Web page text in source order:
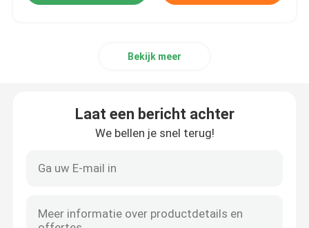
plastic broodje op fles
Shampoo en veredelingsmiddelfles
Bekijk meer
Laat een bericht achter
We bellen je snel terug!